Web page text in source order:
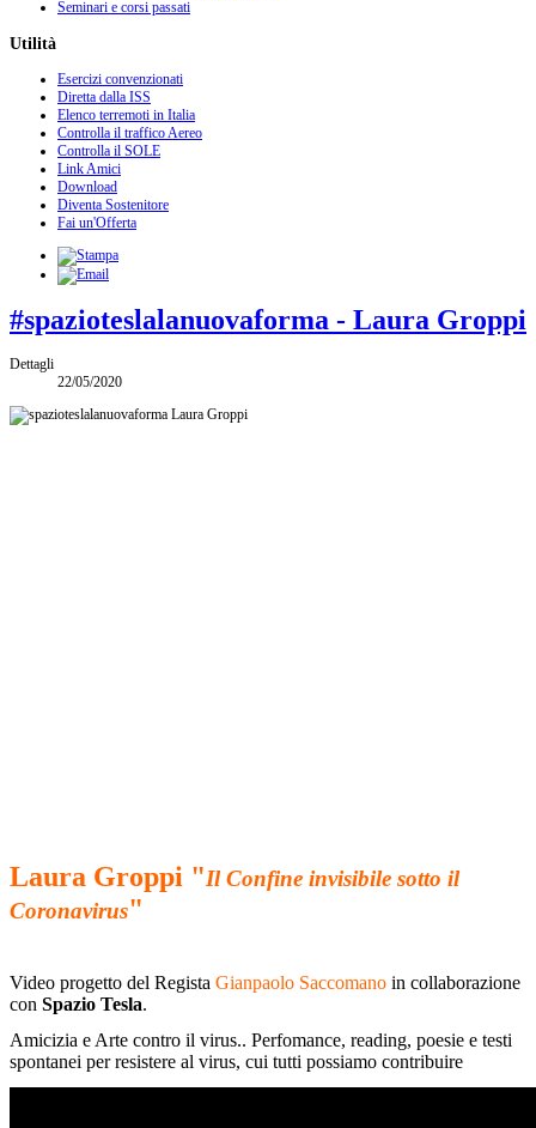
Seminari e corsi passati
Utilità
Esercizi convenzionati
Diretta dalla ISS
Elenco terremoti in Italia
Controlla il traffico Aereo
Controlla il SOLE
Link Amici
Download
Diventa Sostenitore
Fai un'Offerta
#spazioteslalanuovaforma - Laura Groppi
Dettagli
22/05/2020
Laura Groppi "Il Confine invisibile sotto il
Coronavirus"
Video progetto del Regista Gianpaolo Saccomano in collaborazione
con Spazio Tesla.
Amicizia e Arte contro il virus.. Perfomance, reading, poesie e testi
spontanei per resistere al virus, cui tutti possiamo contribuire